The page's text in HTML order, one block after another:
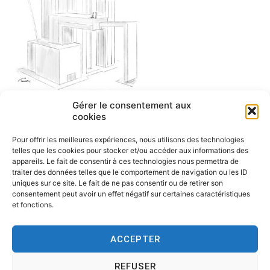
Gérer le consentement aux
cookies
Pour offrir les meilleures expériences, nous utilisons des technologies
telles que les cookies pour stocker et/ou accéder aux informations des
appareils. Le fait de consentir à ces technologies nous permettra de
traiter des données telles que le comportement de navigation ou les ID
uniques sur ce site. Le fait de ne pas consentir ou de retirer son
consentement peut avoir un effet négatif sur certaines caractéristiques
et fonctions.
ACCEPTER
REFUSER